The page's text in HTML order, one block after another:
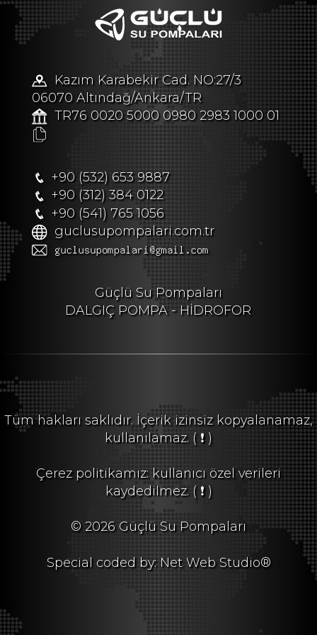
Kazım Karabekir Cad. NO:27/3
06070 Altındağ/Ankara/TR
TR76 0020 5000 0980 2983 1000 01
+90 (532) 653 9887
+90 (312) 384 0122
+90 (541) 765 1056
guclusupompalari.com.tr
Güçlü Su Pompaları
DALGIÇ POMPA - HİDROFOR
Tüm hakları saklıdır. İçerik izinsiz kopyalanamaz,
kullanılamaz. ( ❗ )
Çerez politikamız: kullanıcı özel verileri
kaydedilmez. ( ❗ )
© 2026 Güçlü Su Pompaları
Special coded by: Net Web Studio®